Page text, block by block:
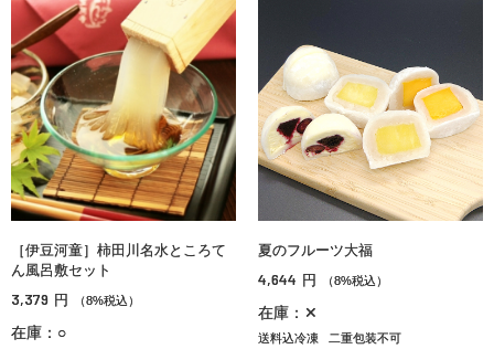
［伊豆河童］柿田川名水ところて
ん風呂敷セット
3,379 円 （8%税込）
在庫：○
夏のフルーツ大福
4,644 円 （8%税込）
在庫：✕
送料込冷凍 二重包装不可